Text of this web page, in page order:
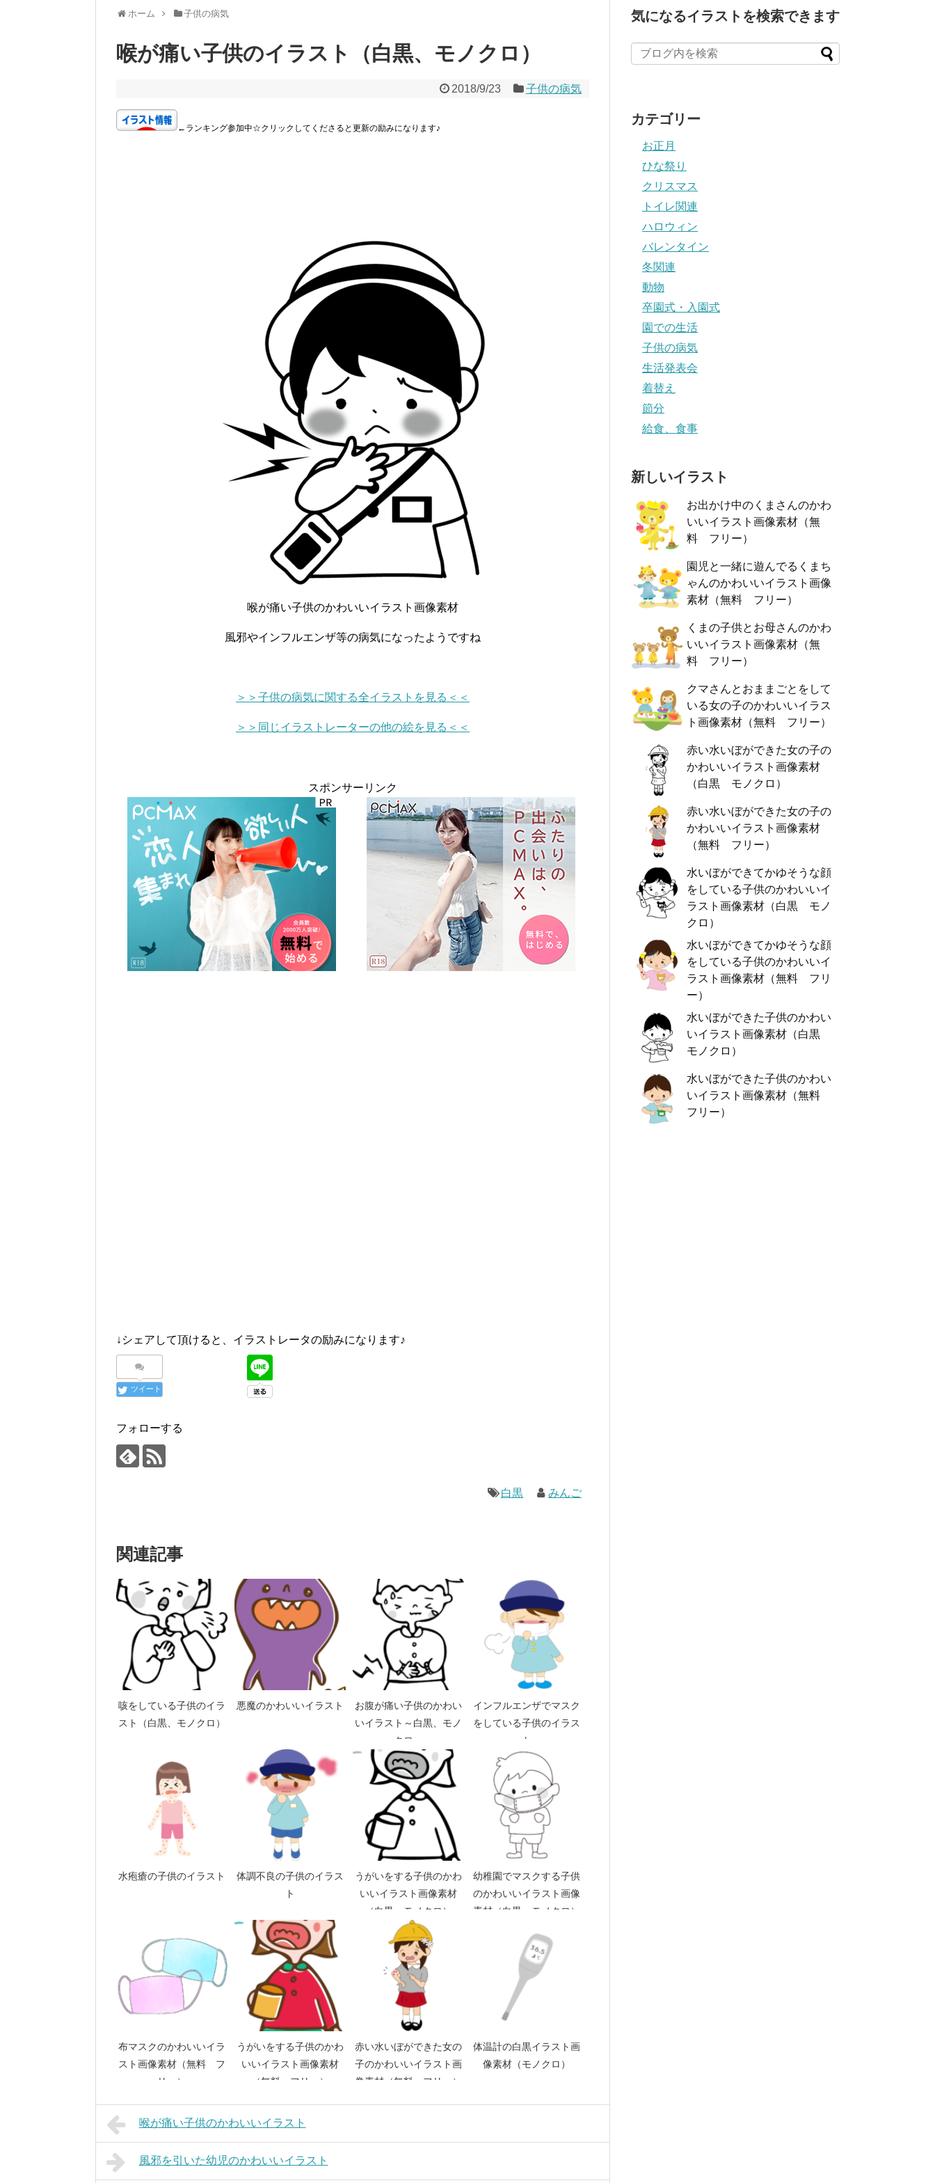
ホーム 子供の病気
喉が痛い子供のイラスト（白黒、モノクロ）
2018/9/23 子供の病気
←ランキング参加中☆クリックしてくださると更新の励みになります♪
喉が痛い子供のかわいいイラスト画像素材
風邪やインフルエンザ等の病気になったようですね
＞＞子供の病気に関する全イラストを見る＜＜
＞＞同じイラストレーターの他の絵を見る＜＜
スポンサーリンク
↓シェアして頂けると、イラストレータの励みになります♪
ツイート
フォローする
白黒 みんご
関連記事
咳をしている子供のイラ
スト（白黒、モノクロ）
悪魔のかわいいイラスト
お腹が痛い子供のかわい
いイラスト～白黒、モノ
クロ～
インフルエンザでマスク
をしている子供のイラス
ト
水疱瘡の子供のイラスト
体調不良の子供のイラス
ト
うがいをする子供のかわ
いいイラスト画像素材
（白黒 モノクロ）
幼稚園でマスクする子供
のかわいいイラスト画像
素材（白黒 モノクロ）
布マスクのかわいいイラ
スト画像素材（無料 フ
リー）
うがいをする子供のかわ
いいイラスト画像素材
（無料 フリー）
赤い水いぼができた女の
子のかわいいイラスト画
像素材（無料 フリー）
体温計の白黒イラスト画
像素材（モノクロ）
喉が痛い子供のかわいいイラスト
風邪を引いた幼児のかわいいイラスト
気になるイラストを検索できます
カテゴリー
お正月
ひな祭り
クリスマス
トイレ関連
ハロウィン
バレンタイン
冬関連
動物
卒園式・入園式
園での生活
子供の病気
生活発表会
着替え
節分
給食、食事
新しいイラスト
お出かけ中のくまさんのかわ
いいイラスト画像素材（無
料 フリー）
園児と一緒に遊んでるくまち
ゃんのかわいいイラスト画像
素材（無料 フリー）
くまの子供とお母さんのかわ
いいイラスト画像素材（無
料 フリー）
クマさんとおままごとをして
いる女の子のかわいいイラス
ト画像素材（無料 フリー）
赤い水いぼができた女の子の
かわいいイラスト画像素材
（白黒 モノクロ）
赤い水いぼができた女の子の
かわいいイラスト画像素材
（無料 フリー）
水いぼができてかゆそうな顔
をしている子供のかわいいイ
ラスト画像素材（白黒 モノ
クロ）
水いぼができてかゆそうな顔
をしている子供のかわいいイ
ラスト画像素材（無料 フリ
ー）
水いぼができた子供のかわい
いイラスト画像素材（白黒
モノクロ）
水いぼができた子供のかわい
いイラスト画像素材（無料
フリー）